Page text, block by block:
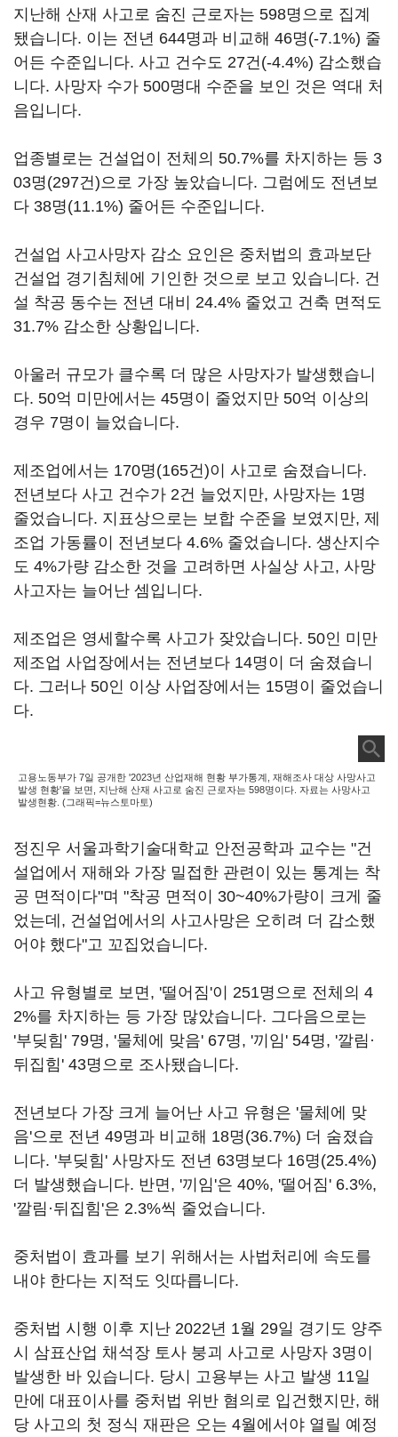
지난해 산재 사고로 숨진 근로자는 598명으로 집계
됐습니다. 이는 전년 644명과 비교해 46명(-7.1%) 줄
어든 수준입니다. 사고 건수도 27건(-4.4%) 감소했습
니다. 사망자 수가 500명대 수준을 보인 것은 역대 처
음입니다.
업종별로는 건설업이 전체의 50.7%를 차지하는 등 3
03명(297건)으로 가장 높았습니다. 그럼에도 전년보
다 38명(11.1%) 줄어든 수준입니다.
건설업 사고사망자 감소 요인은 중처법의 효과보단
건설업 경기침체에 기인한 것으로 보고 있습니다. 건
설 착공 동수는 전년 대비 24.4% 줄었고 건축 면적도
31.7% 감소한 상황입니다.
아울러 규모가 클수록 더 많은 사망자가 발생했습니
다. 50억 미만에서는 45명이 줄었지만 50억 이상의
경우 7명이 늘었습니다.
제조업에서는 170명(165건)이 사고로 숨졌습니다.
전년보다 사고 건수가 2건 늘었지만, 사망자는 1명
줄었습니다. 지표상으로는 보합 수준을 보였지만, 제
조업 가동률이 전년보다 4.6% 줄었습니다. 생산지수
도 4%가량 감소한 것을 고려하면 사실상 사고, 사망
사고자는 늘어난 셈입니다.
제조업은 영세할수록 사고가 잦았습니다. 50인 미만
제조업 사업장에서는 전년보다 14명이 더 숨졌습니
다. 그러나 50인 이상 사업장에서는 15명이 줄었습니
다.
고용노동부가 7일 공개한 '2023년 산업재해 현황 부가통계, 재해조사 대상 사망사고
발생 현황'을 보면, 지난해 산재 사고로 숨진 근로자는 598명이다. 자료는 사망사고
발생현황. (그래픽=뉴스토마토)
정진우 서울과학기술대학교 안전공학과 교수는 "건
설업에서 재해와 가장 밀접한 관련이 있는 통계는 착
공 면적이다"며 "착공 면적이 30~40%가량이 크게 줄
었는데, 건설업에서의 사고사망은 오히려 더 감소했
어야 했다"고 꼬집었습니다.
사고 유형별로 보면, '떨어짐'이 251명으로 전체의 4
2%를 차지하는 등 가장 많았습니다. 그다음으로는
'부딪힘' 79명, '물체에 맞음' 67명, '끼임' 54명, '깔림·
뒤집힘' 43명으로 조사됐습니다.
전년보다 가장 크게 늘어난 사고 유형은 '물체에 맞
음'으로 전년 49명과 비교해 18명(36.7%) 더 숨졌습
니다. '부딪힘' 사망자도 전년 63명보다 16명(25.4%)
더 발생했습니다. 반면, '끼임'은 40%, '떨어짐' 6.3%,
'깔림·뒤집힘'은 2.3%씩 줄었습니다.
중처법이 효과를 보기 위해서는 사법처리에 속도를
내야 한다는 지적도 잇따릅니다.
중처법 시행 이후 지난 2022년 1월 29일 경기도 양주
시 삼표산업 채석장 토사 붕괴 사고로 사망자 3명이
발생한 바 있습니다. 당시 고용부는 사고 발생 11일
만에 대표이사를 중처법 위반 혐의로 입건했지만, 해
당 사고의 첫 정식 재판은 오는 4월에서야 열릴 예정